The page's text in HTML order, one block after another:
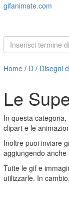
gifanimate.com
Home / D / Disegni
Le
In questa
clipart e le
Inoltre puoi inviare
aggiungendo
Tutte le gif e
utilizzarle. In